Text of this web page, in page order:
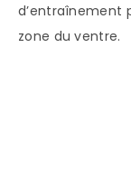
d’entraînement
zone du ventre.